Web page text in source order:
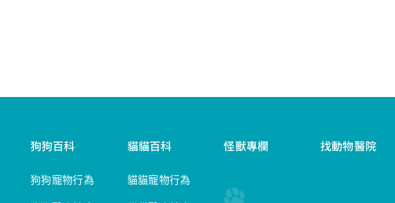
狗狗百科
狗狗寵物行為
貓貓百科
貓貓寵物行為
怪獸專欄 找動物醫院